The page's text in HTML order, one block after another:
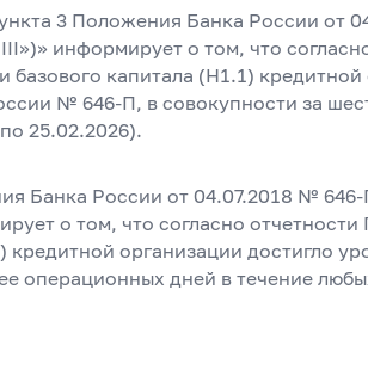
3 Положения Банка России от
информирует о том, что
капитала (Н1.1)
№ 646-П, в совокупности за
25.02.2026).
Банка России от 04.07.2018 №
о том, что согласно
организации достигло
дней в течение